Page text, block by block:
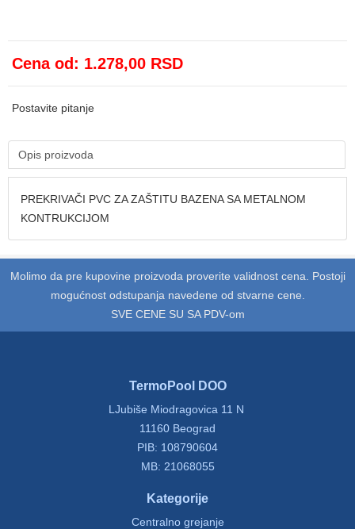
Cena od: 1.278,00 RSD
Postavite pitanje
Opis proizvoda
PREKRIVAČI PVC ZA ZAŠTITU BAZENA SA METALNOM
KONTRUKCIJOM
Molimo da pre kupovine proizvoda proverite validnost cena. Postoji
mogućnost odstupanja navedene od stvarne cene.
SVE CENE SU SA PDV-om
TermoPool DOO
LJubiše Miodragovica 11 N
11160 Beograd
PIB: 108790604
MB: 21068055
Kategorije
Centralno grejanje